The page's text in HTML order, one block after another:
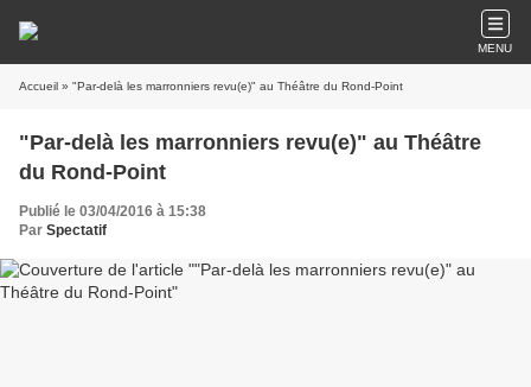
MENU
Accueil » "Par-delà les marronniers revu(e)" au Théâtre du Rond-Point
"Par-delà les marronniers revu(e)" au Théâtre
du Rond-Point
Publié le 03/04/2016 à 15:38
Par Spectatif